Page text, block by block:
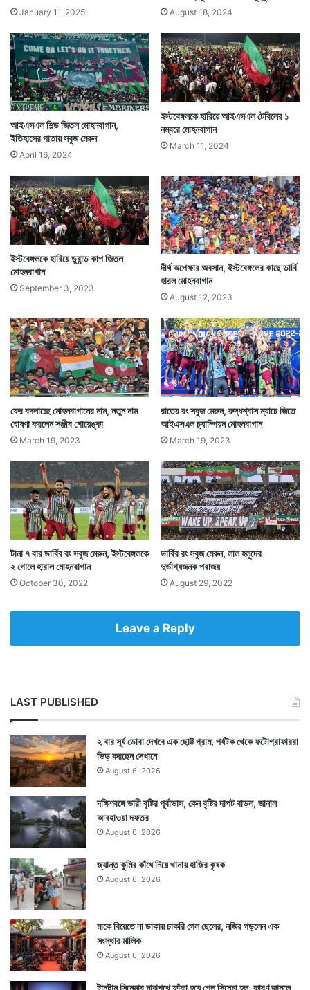
January 11, 2025 August 18, 2024
আইএসএল শিল্ড জিতল মোহনবাগান,
ইতিহাসের পাতায় সবুজ মেরুন
April 16, 2024
ইস্টবেঙ্গলকে হারিয়ে আইএসএল টেবিলের ১
নম্বরে মোহনবাগান
March 11, 2024
ইস্টবেঙ্গলকে হারিয়ে ডুরান্ড কাপ জিতল
মোহনবাগান
September 3, 2023
দীর্ঘ অপেক্ষার অবসান, ইস্টবেঙ্গলের কাছে ডার্বি
হারল মোহনবাগান
August 12, 2023
ফের বদলাচ্ছে মোহনবাগানের নাম, নতুন নাম
ঘোষণা করলেন সঞ্জীব গোয়েঙ্কা
March 19, 2023
রাতের রং সবুজ মেরুন, রুদ্ধশ্বাস ম্যাচে জিতে
আইএসএল চ্যাম্পিয়ন মোহনবাগান
March 19, 2023
টানা ৭ বার ডার্বির রং সবুজ মেরুন, ইস্টবেঙ্গলকে
২ গোলে হারাল মোহনবাগান
October 30, 2022
ডার্বির রং সবুজ মেরুন, লাল হলুদের
দুর্ভাগ্যজনক পরাজয়
August 29, 2022
Leave a Reply
LAST PUBLISHED
২ বার সূর্য ডোবা দেখবে এক ছোট্ট গ্রাম, পর্যটক থেকে ফটোগ্রাফাররা
ভিড় করছেন সেখানে
August 6, 2026
দক্ষিণবঙ্গে ভারী বৃষ্টির পূর্বাভাস, কেন বৃষ্টির দাপট বাড়ল, জানাল
আবহাওয়া দফতর
August 6, 2026
জ্যান্ত কুমির কাঁধে নিয়ে থানায় হাজির কৃষক
August 6, 2026
মাকে বিয়েতে না ডাকায় চাকরি গেল ছেলের, নজির গড়লেন এক
সংস্থার মালিক
August 6, 2026
টানটান সিনেমার মাঝপথে ফাঁকা হয়ে গেল সিনেমা হল, কারণ জানলে